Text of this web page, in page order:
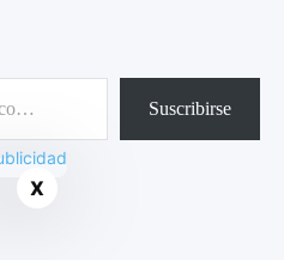
Suscribirse
X